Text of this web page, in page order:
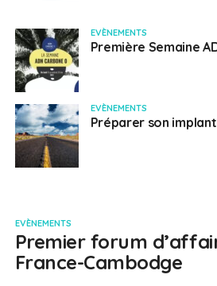
EVÈNEMENTS
Première Semaine
EVÈNEMENTS
Préparer son
EVÈNEMENTS
Premier forum
France-Cambodge